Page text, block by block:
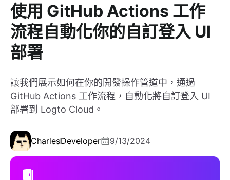
使用 GitHub Actions 工作
流程自動化你的自訂登入 UI
部署
讓我們展示如何在你的開發操作管道中，通過
GitHub Actions 工作流程，自動化將自訂登入 UI
部署到 Logto Cloud。
CharlesDeveloper 9/13/2024